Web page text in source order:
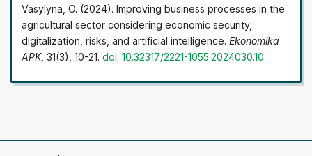
Vasylyna, O. (2024). Improving business processes in the
agricultural sector considering economic security,
digitalization, risks, and artificial intelligence.Ekonomika
APK, 31(3), 10-21.doi: 10.32317/2221-1055.2024030.10.